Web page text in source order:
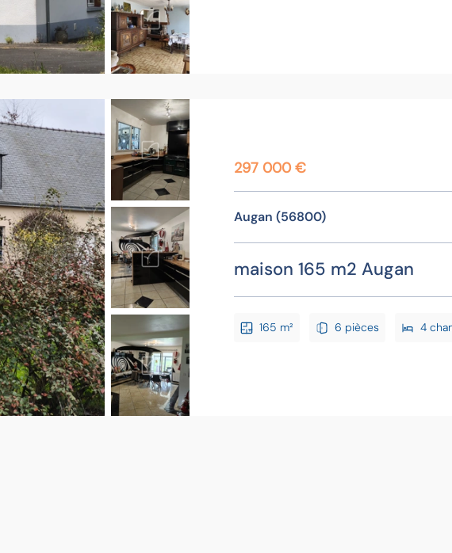
297 000 €
Augan (56800)
maison 165 m2 Augan
165 m² 6 pièces 4